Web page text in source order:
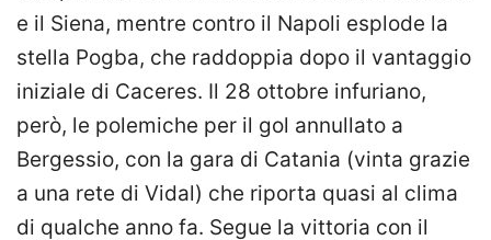
e il Siena, mentre contro il Napoli esplode la
stella Pogba, che raddoppia dopo il vantaggio
iniziale di Caceres. Il 28 ottobre infuriano,
però, le polemiche per il gol annullato a
Bergessio, con la gara di Catania (vinta grazie
a una rete di Vidal) che riporta quasi al clima
di qualche anno fa. Segue la vittoria con il